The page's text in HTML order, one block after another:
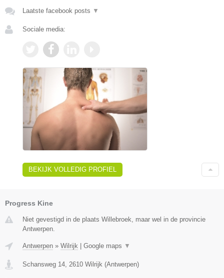
Laatste facebook posts ▼
Sociale media:
BEKIJK VOLLEDIG PROFIEL
Progress Kine
Niet gevestigd in de plaats Willebroek, maar wel in de provincie
Antwerpen.
Antwerpen » Wilrijk Google maps ▼
Schansweg 14 2610 Wilrijk (Antwerpen)